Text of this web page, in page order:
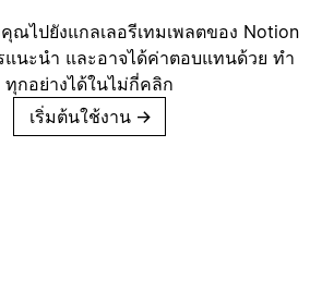
ณไปยังแกลเลอรีเทมเพลตของ Notion
แนะนำ และอาจได้ค่าตอบแทนด้วย ทำ
ทุกอย่างได้ในไม่กี่คลิก
เริ่มต้นใช้งาน →